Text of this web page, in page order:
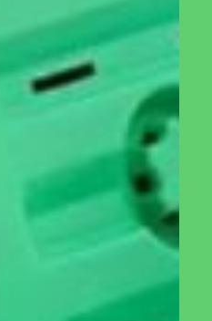
חלון תריס רפפה
לחממה ביתית
350.00
הוספה לסל